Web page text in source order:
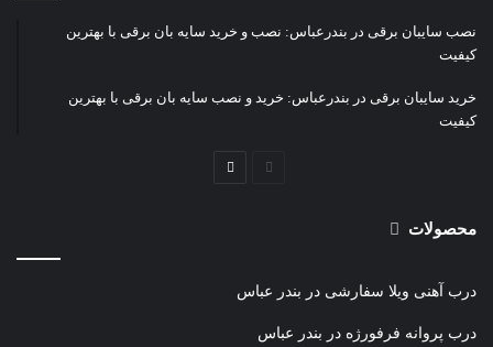
نصب سایبان برقی در بندرعباس: نصب و خرید سایه بان برقی با بهترین
کیفیت
خرید سایبان برقی در بندرعباس: خرید و نصب سایه بان برقی با بهترین
کیفیت
صفحه
محصولات
درب آهنی ویلا سفارشی در بندر عباس
درب پروانه فرفورژه در بندر عباس